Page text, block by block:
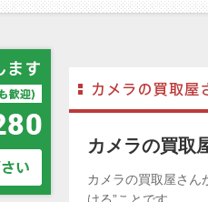
カメラの買取
カメラの買取屋さん